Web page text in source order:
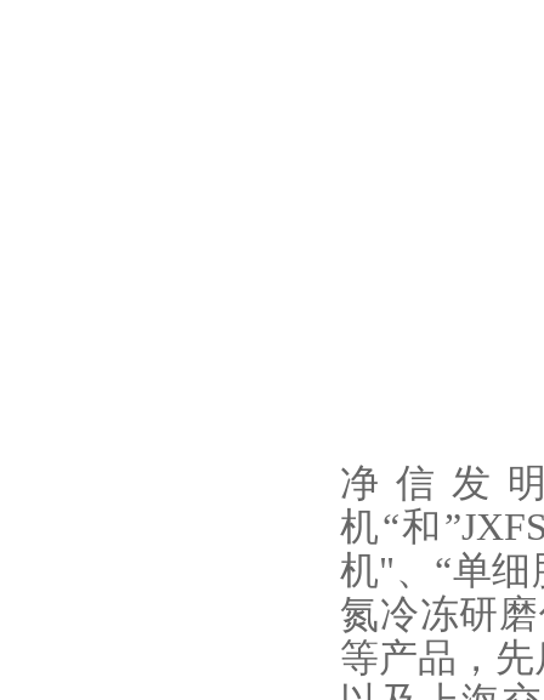
净信发
机“和
机"、“单细
氮冷冻研
等产品，